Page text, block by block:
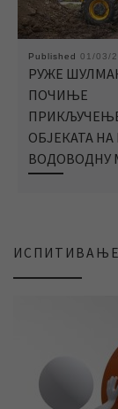
Published 01/03/
РУЖЕ
ПОЧИЊЕ
ОБЈЕКАТА
ВОДОВОДНУ